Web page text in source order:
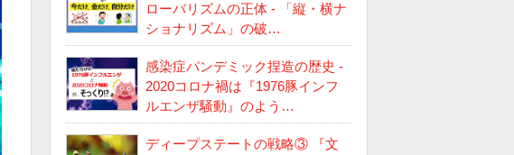
ローバリズムの正体 - 「縦・横ナ
ショナリズム」の破…
感染症パンデミック捏造の歴史 -
2020コロナ禍は『1976豚インフ
ルエンザ騒動』のよう…
ディープステートの戦略③ 『文